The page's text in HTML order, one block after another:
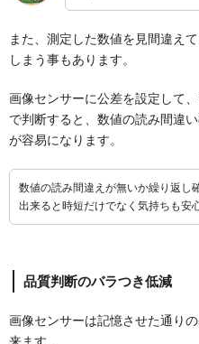
また、測定した数値を見間違え
しまう事もあります。
画像センサーに公差を設定して
で判断すると、数値の読み間違
が容易になります。
数値の読み間違えが無いか繰り返し
出来ると時短だけでなく気持ちも安
品質判断のバラつき低減
画像センサーは記憶させた通り